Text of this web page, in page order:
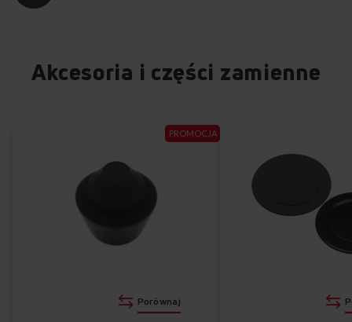
Akcesoria i części zamienne
PROMOCJA
Porównaj